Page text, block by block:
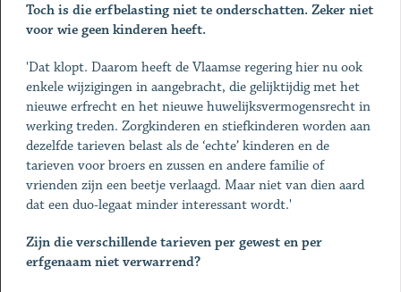
Toch is die erfbelasting niet te onderschatten. Zeker niet
voor wie geen kinderen heeft.
'Dat klopt. Daarom heeft de Vlaamse regering hier nu ook
enkele wijzigingen in aangebracht, die gelijktijdig met het
nieuwe erfrecht en het nieuwe huwelijksvermogensrecht in
werking treden. Zorgkinderen en stiefkinderen worden aan
dezelfde tarieven belast als de ‘echte’ kinderen en de
tarieven voor broers en zussen en andere familie of
vrienden zijn een beetje verlaagd. Maar niet van dien aard
dat een duo-legaat minder interessant wordt.'
Zijn die verschillende tarieven per gewest en per
erfgenaam niet verwarrend?